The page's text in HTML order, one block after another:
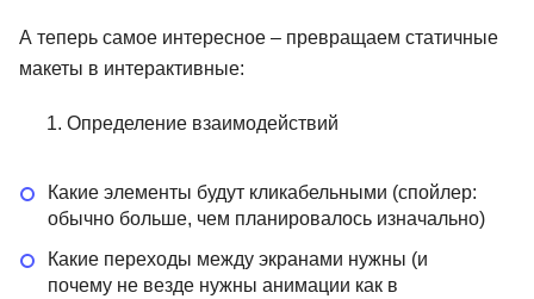
А теперь самое интересное – превращаем статичные
макеты в интерактивные:
Определение взаимодействий
Какие элементы будут кликабельными (спойлер:
обычно больше, чем планировалось изначально)
Какие переходы между экранами нужны (и
почему не везде нужны анимации как в